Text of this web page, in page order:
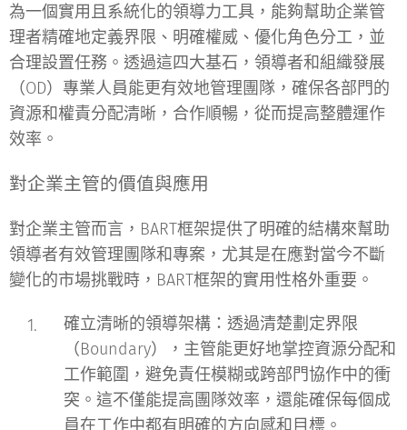
為一個實用且系統化的領導力工具，能夠幫助企業管
理者精確地定義界限、明確權威、優化角色分工，並
合理設置任務。透過這四大基石，領導者和組織發展
（OD）專業人員能更有效地管理團隊，確保各部門的
資源和權責分配清晰，合作順暢，從而提高整體運作
效率。
對企業主管的價值與應用
對企業主管而言，BART框架提供了明確的結構來幫助
領導者有效管理團隊和專案，尤其是在應對當今不斷
變化的市場挑戰時，BART框架的實用性格外重要。
確立清晰的領導架構 ：透過清楚劃定界限
（Boundary），主管能更好地掌控資源分配和
工作範圍，避免責任模糊或跨部門協作中的衝
突。這不僅能提高團隊效率，還能確保每個成
員在工作中都有明確的方向感和目標。